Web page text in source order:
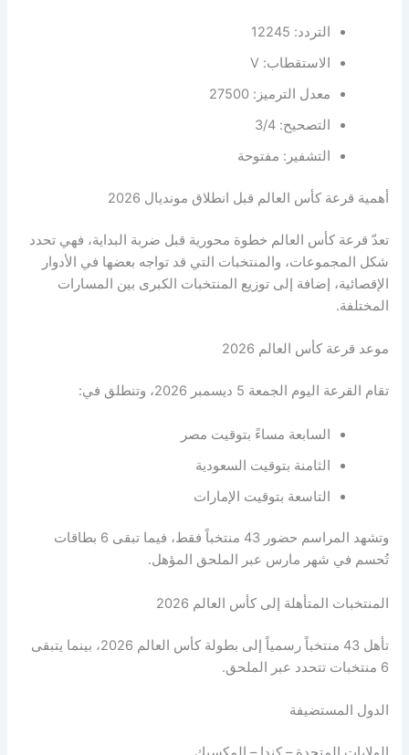
التردد: 12245
الاستقطاب: V
معدل الترميز: 27500
التصحيح: 3/4
التشفير: مفتوحة
أهمية قرعة كأس العالم قبل انطلاق مونديال 2026
تعدّ قرعة كأس العالم خطوة محورية قبل ضربة البداية، فهي تحدد
شكل المجموعات، والمنتخبات التي قد تواجه بعضها في الأدوار
الإقصائية، إضافة إلى توزيع المنتخبات الكبرى بين المسارات
المختلفة.
موعد قرعة كأس العالم 2026
تقام القرعة اليوم الجمعة 5 ديسمبر 2026، وتنطلق في:
السابعة مساءً بتوقيت مصر
الثامنة بتوقيت السعودية
التاسعة بتوقيت الإمارات
وتشهد المراسم حضور 43 منتخباً فقط، فيما تبقى 6 بطاقات
تُحسم في شهر مارس عبر الملحق المؤهل.
المنتخبات المتأهلة إلى كأس العالم 2026
تأهل 43 منتخباً رسمياً إلى بطولة كأس العالم 2026، بينما يتبقى
6 منتخبات تتحدد عبر الملحق.
الدول المستضيفة